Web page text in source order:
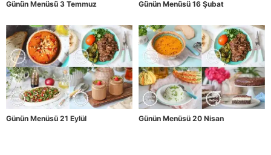
Günün Menüsü 3 Temmuz Günün Menüsü 16 Şubat
Günün Menüsü 21 Eylül Günün Menüsü 20 Nisan